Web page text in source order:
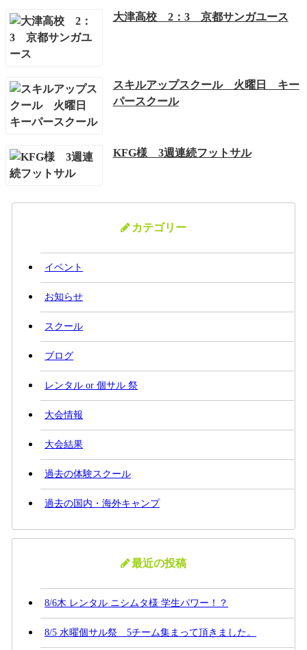
大津高校 2：3 京都サンガユース
スキルアップスクール 火曜日 キー
パースクール
KFG様 3週連続フットサル
カテゴリー
イベント
お知らせ
スクール
ブログ
レンタル or 個サル 祭
大会情報
大会結果
過去の体験スクール
過去の国内・海外キャンプ
最近の投稿
8/6木 レンタル ニシムタ様 学生パワー！？
8/5 水曜個サル祭 5チーム集まって頂きました。